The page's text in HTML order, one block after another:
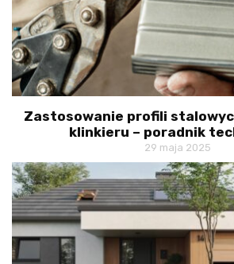
Zastosowanie profili
klinkieru – poradnik
29 maja 2025